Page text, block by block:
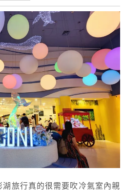
旅行真的很需要吹冷氣室內親